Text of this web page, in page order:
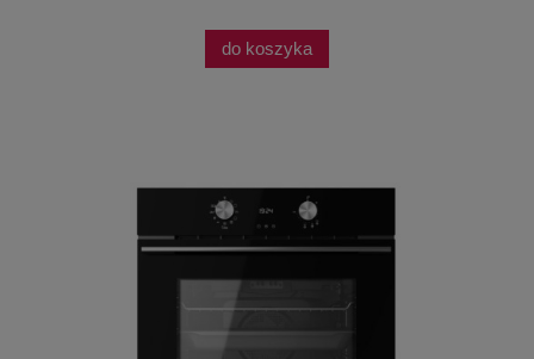
do koszyka